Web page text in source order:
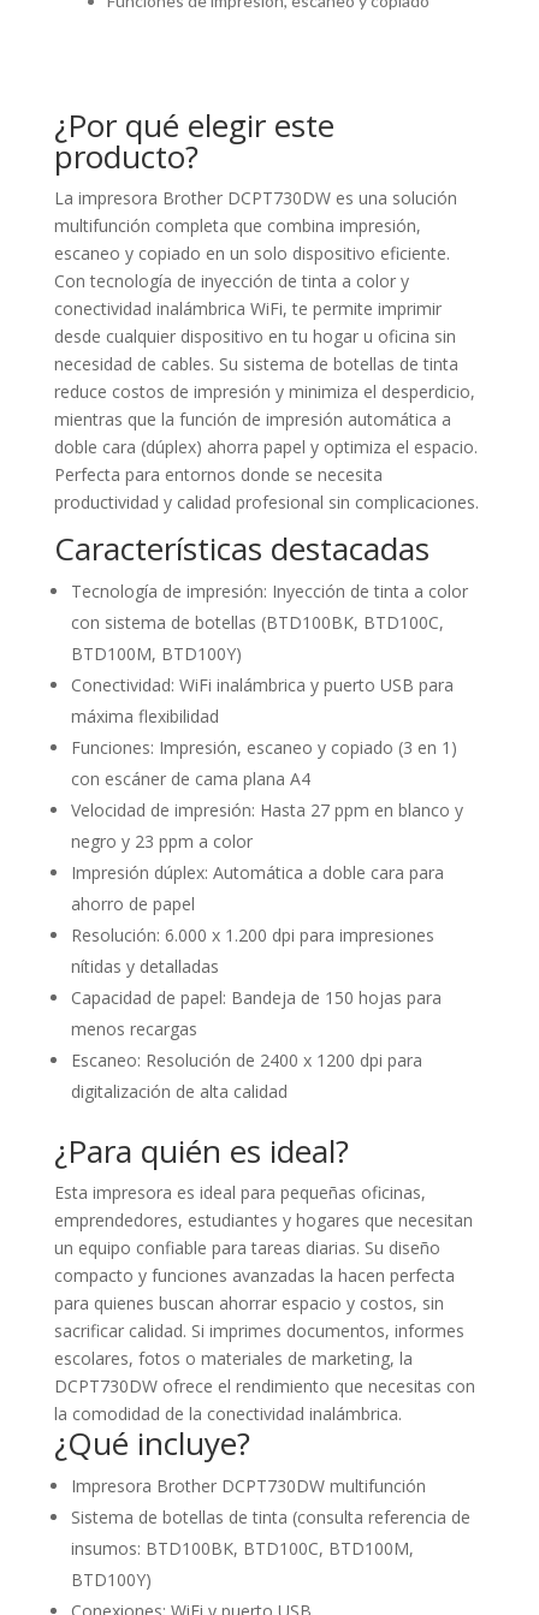
¿Por qué elegir este
producto?
La impresora Brother DCPT730DW es una solución
multifunción completa que combina impresión,
escaneo y copiado en un solo dispositivo eficiente.
Con tecnología de inyección de tinta a color y
conectividad inalámbrica WiFi, te permite imprimir
desde cualquier dispositivo en tu hogar u oficina sin
necesidad de cables. Su sistema de botellas de tinta
reduce costos de impresión y minimiza el desperdicio,
mientras que la función de impresión automática a
doble cara (dúplex) ahorra papel y optimiza el espacio.
Perfecta para entornos donde se necesita
productividad y calidad profesional sin complicaciones.
Características destacadas
Tecnología de impresión: Inyección de tinta a color
con sistema de botellas (BTD100BK, BTD100C,
BTD100M, BTD100Y)
Conectividad: WiFi inalámbrica y puerto USB para
máxima flexibilidad
Funciones: Impresión, escaneo y copiado (3 en 1)
con escáner de cama plana A4
Velocidad de impresión: Hasta 27 ppm en blanco y
negro y 23 ppm a color
Impresión dúplex: Automática a doble cara para
ahorro de papel
Resolución: 6.000 x 1.200 dpi para impresiones
nítidas y detalladas
Capacidad de papel: Bandeja de 150 hojas para
menos recargas
Escaneo: Resolución de 2400 x 1200 dpi para
digitalización de alta calidad
¿Para quién es ideal?
Esta impresora es ideal para pequeñas oficinas,
emprendedores, estudiantes y hogares que necesitan
un equipo confiable para tareas diarias. Su diseño
compacto y funciones avanzadas la hacen perfecta
para quienes buscan ahorrar espacio y costos, sin
sacrificar calidad. Si imprimes documentos, informes
escolares, fotos o materiales de marketing, la
DCPT730DW ofrece el rendimiento que necesitas con
la comodidad de la conectividad inalámbrica.
¿Qué incluye?
Impresora Brother DCPT730DW multifunción
Sistema de botellas de tinta (consulta referencia de
insumos: BTD100BK, BTD100C, BTD100M,
BTD100Y)